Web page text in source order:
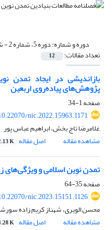
دوره و شماره:دوره 5، شماره 2 - شماره پیاپی 10، مهر 1401
تعداد مقالات: 12
بازاندیشی در ایجاد تمدن
پژوهش‌های پیاده‌روی اربعین
صفحه1-34
nic.2022.15963.1171
غلامرضا تاج بخش، ابراهیم عباس پور
مشاهده مقاله
اصل مقاله K
تمدن نوین اسلامی و ویژگی‌های
صفحه35-64
nic.2023.15151.1126
محسن الویری، شهناز کریم زاده
مشاهده مقاله
اصل مقاله K